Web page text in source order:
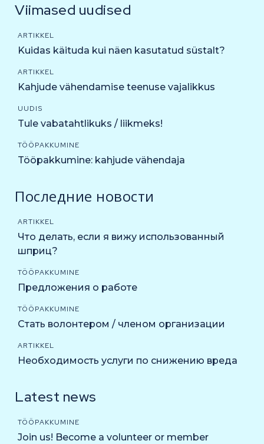
Viimased uudised
ARTIKKEL
Kuidas käituda kui näen kasutatud süstalt?
ARTIKKEL
Kahjude vähendamise teenuse vajalikkus
UUDIS
Tule vabatahtlikuks / liikmeks!
TÖÖPAKKUMINE
Tööpakkumine: kahjude vähendaja
Последние новости
ARTIKKEL
Что делать, если я вижу использованный
шприц?
TÖÖPAKKUMINE
Предложения о работе
TÖÖPAKKUMINE
Стать волонтером / членом организации
ARTIKKEL
Необходимость услуги по снижению вреда
Latest news
TÖÖPAKKUMINE
Join us! Become a volunteer or member